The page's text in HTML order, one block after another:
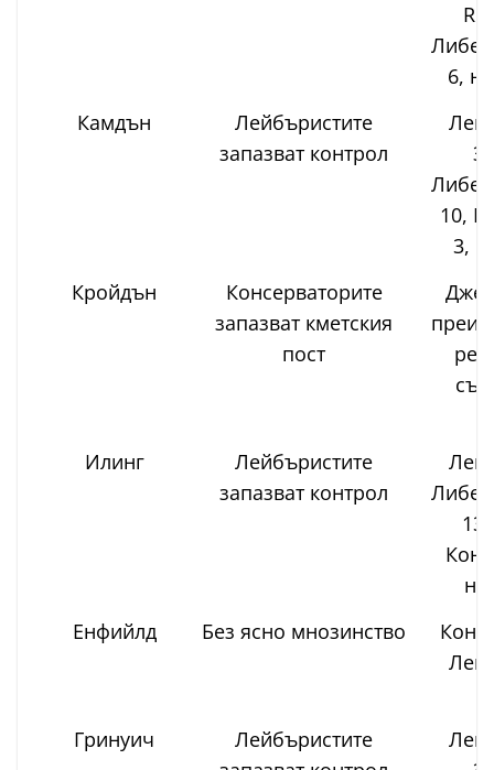
6,
Камдън
Лейбъристите
запазват контрол
10,
3,
Кройдън
Консерваторите
запазват кметския
пост
Илинг
Лейбъристите
запазват контрол
Енфийлд
Без ясно мнозинство
Гринуич
Лейбъристите